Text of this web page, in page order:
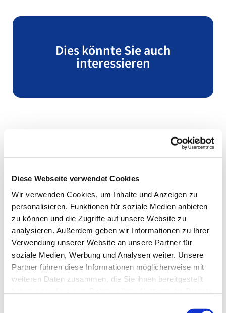
Diese Webseite verwendet Cookies
Wir verwenden Cookies, um Inhalte und Anzeigen zu
personalisieren, Funktionen für soziale Medien anbieten
zu können und die Zugriffe auf unsere Website zu
analysieren. Außerdem geben wir Informationen zu Ihrer
Verwendung unserer Website an unsere Partner für
soziale Medien, Werbung und Analysen weiter. Unsere
Partner führen diese Informationen möglicherweise mit
weiteren Daten zusammen, die Sie ihnen bereitgestellt
Dies könnte Sie auch
interessieren